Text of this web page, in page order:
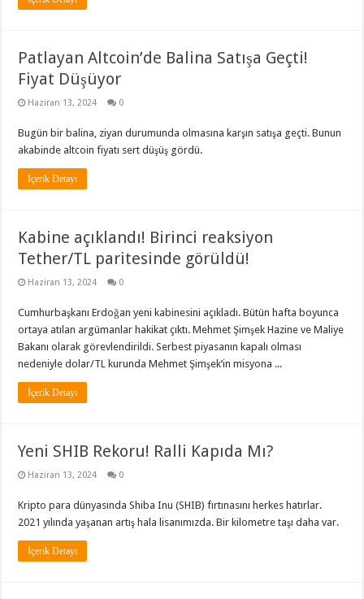
Patlayan Altcoin’de Balina Satışa Geçti!
Fiyat Düşüyor
Haziran 13, 2024 0
Bugün bir balina, ziyan durumunda olmasına karşın satışa geçti. Bunun
akabinde altcoin fiyatı sert düşüş gördü.
İçerik Detayı
Kabine açıklandı! Birinci reaksiyon
Tether/TL paritesinde görüldü!
Haziran 13, 2024 0
Cumhurbaşkanı Erdoğan yeni kabinesini açıkladı. Bütün hafta boyunca
ortaya atılan argümanlar hakikat çıktı. Mehmet Şimşek Hazine ve Maliye
Bakanı olarak görevlendirildi. Serbest piyasanın kapalı olması
nedeniyle dolar/TL kurunda Mehmet Şimşek’in misyona ...
İçerik Detayı
Yeni SHIB Rekoru! Ralli Kapıda Mı?
Haziran 13, 2024 0
Kripto para dünyasında Shiba Inu (SHIB) fırtınasını herkes hatırlar.
2021 yılında yaşanan artış hala lisanımızda. Bir kilometre taşı daha var.
İçerik Detayı